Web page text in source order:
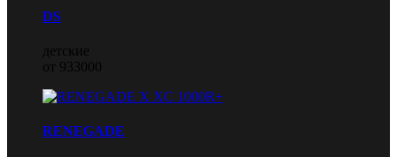
DS
детские
от 933000
RENEGADE